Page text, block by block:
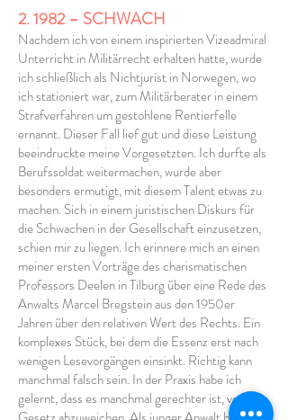
2. 1982 – SCHWACH
Nachdem ich von einem inspirierten Vizeadmiral
Unterricht in Militärrecht erhalten hatte, wurde
ich schließlich als Nichtjurist in Norwegen, wo
ich stationiert war, zum Militärberater in einem
Strafverfahren um gestohlene Rentierfelle
ernannt. Dieser Fall lief gut und diese Leistung
beeindruckte meine Vorgesetzten. Ich durfte als
Berufssoldat weitermachen, wurde aber
besonders ermutigt, mit diesem Talent etwas zu
machen. Sich in einem juristischen Diskurs für
die Schwachen in der Gesellschaft einzusetzen,
schien mir zu liegen. Ich erinnere mich an einen
meiner ersten Vorträge des charismatischen
Professors Deelen in Tilburg über eine Rede des
Anwalts Marcel Bregstein aus den 1950er
Jahren über den relativen Wert des Rechts. Ein
komplexes Stück, bei dem die Essenz erst nach
wenigen Lesevorgängen einsinkt. Richtig kann
manchmal falsch sein. In der Praxis habe ich
gelernt, dass es manchmal gerechter ist, vom